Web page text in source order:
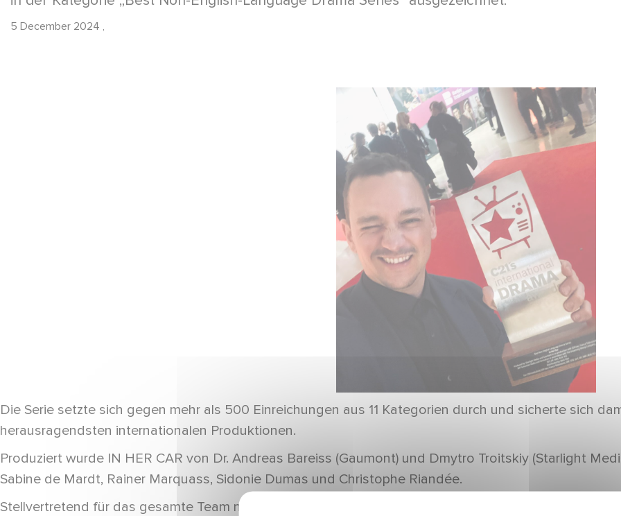
5 December 2024 ,
Die Serie setzte sich gegen mehr als 500 Einreichungen aus 11 Kategorien durch und sicherte sich
herausragendsten internationalen Produktionen.
Produziert wurde IN HER CAR von Dr. Andreas Bareiss (Gaumont) und Dmytro Troitskiy (Starlight
Sabine de Mardt, Rainer Marquass, Sidonie Dumas und Christophe Riandée.
Stellvertretend für das gesamte Team nahm Dr. Andreas Bareiss am 5.12.2024 in London den Preis